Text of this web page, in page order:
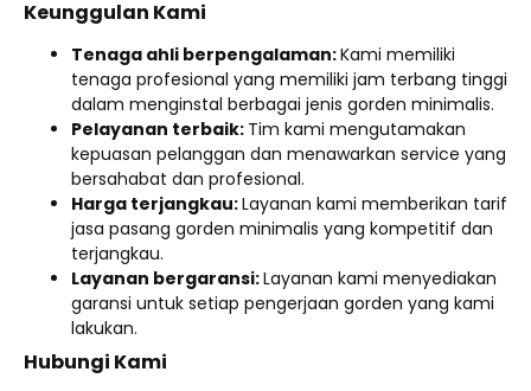
Keunggulan Kami
Tenaga ahli berpengalaman:Kami memiliki
tenaga profesional yang memiliki jam terbang tinggi
dalam menginstal berbagai jenis gorden minimalis.
Pelayanan terbaik: Tim kami mengutamakan
kepuasan pelanggan dan menawarkan service yang
bersahabat dan profesional.
Harga terjangkau:Layanan kami memberikan tarif
jasa pasang gorden minimalis yang kompetitif dan
terjangkau.
Layanan bergaransi:Layanan kami menyediakan
garansi untuk setiap pengerjaan gorden yang kami
lakukan.
Hubungi Kami